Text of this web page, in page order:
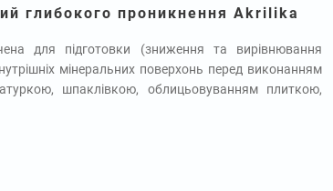
глибокого проникнення Akrilika
для підготовки (зниження та вирівнювання
мінеральних поверхонь перед виконанням
шпаклівкою, облицьовуванням плиткою,